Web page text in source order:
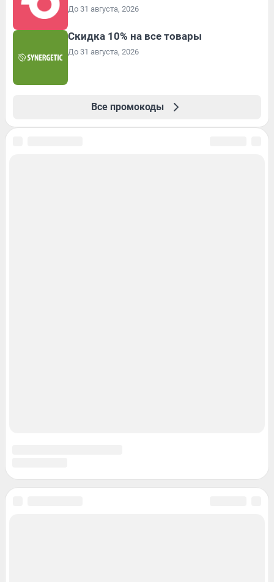
До 31 августа, 2026
Скидка 10% на все товары
До 31 августа, 2026
Все промокоды